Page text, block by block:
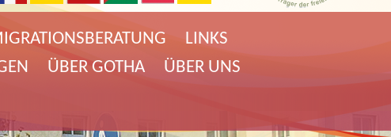
LINKS
ÜBER GOTHA ÜBER UNS